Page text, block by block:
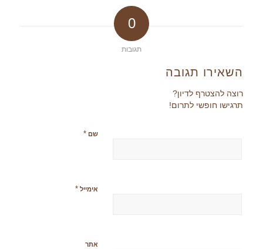
0
תגובות
השאירו תגובה
רוצה להצטרף לדיון?
תרגישו חופשי לתרום!
שם *
אימייל *
אתר